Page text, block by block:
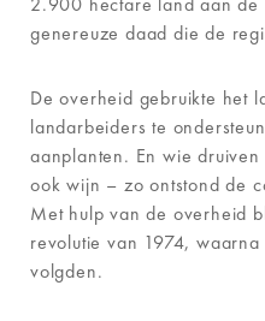
genereuze daad die de
De overheid gebruikte het
landarbeiders te
aanplanten. En wie
ook wijn – zo ontstond de
Met hulp van de overheid
revolutie van 1974,
volgden.